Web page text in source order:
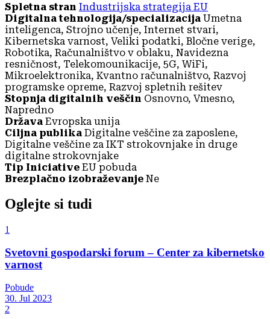
Spletna stran Industrijska strategija EU
Digitalna tehnologija/specializacija Umetna
inteligenca, Strojno učenje, Internet stvari,
Kibernetska varnost, Veliki podatki, Bločne verige,
Robotika, Računalništvo v oblaku, Navidezna
resničnost, Telekomounikacije, 5G, WiFi,
Mikroelektronika, Kvantno računalništvo, Razvoj
programske opreme, Razvoj spletnih rešitev
Stopnja digitalnih veščin Osnovno, Vmesno,
Napredno
Država Evropska unija
Ciljna publika Digitalne veščine za zaposlene,
Digitalne veščine za IKT strokovnjake in druge
digitalne strokovnjake
Tip Iniciative EU pobuda
Brezplačno izobraževanje Ne
Oglejte si tudi
1
Svetovni gospodarski forum – Center za kibernetsko
varnost
Pobude
30. Jul 2023
2